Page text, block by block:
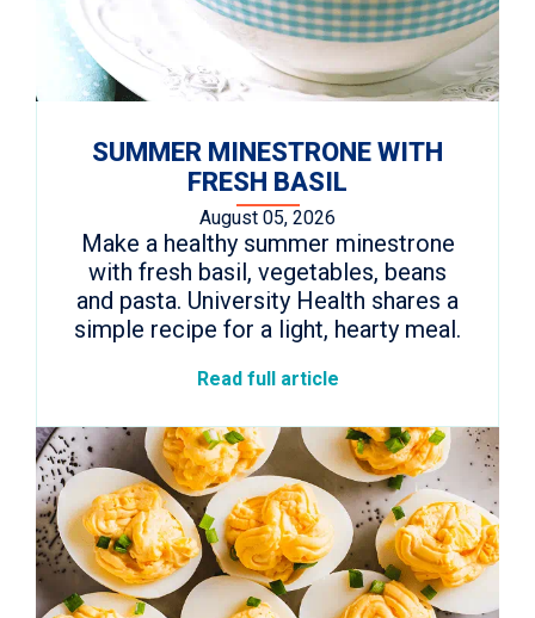
SUMMER MINESTRONE WITH
FRESH BASIL
August 05, 2026
Make a healthy summer minestrone
with fresh basil, vegetables, beans
and pasta. University Health shares a
simple recipe for a light, hearty meal.
Read full article